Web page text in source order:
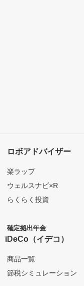
ロボアドバイザー
楽ラップ
ウェルスナビ×R
らくらく投資
確定拠出年金
iDeCo（イデコ）
商品一覧
節税シミュレーション